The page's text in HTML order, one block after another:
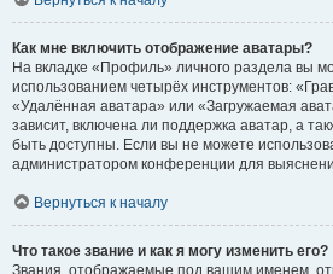
Как мне включить отображение аватары?
На вкладке «Профиль» личного раздела вы
использованием четырёх инструментов:
«Удалённая аватара» или «Загружаемая
зависит, включена ли поддержка аватар, а
быть доступны. Если вы не можете
администратором конференции для
Вернуться к началу
Что такое звание и как я могу изменить его?
Звания, отображаемые под вашим именем,